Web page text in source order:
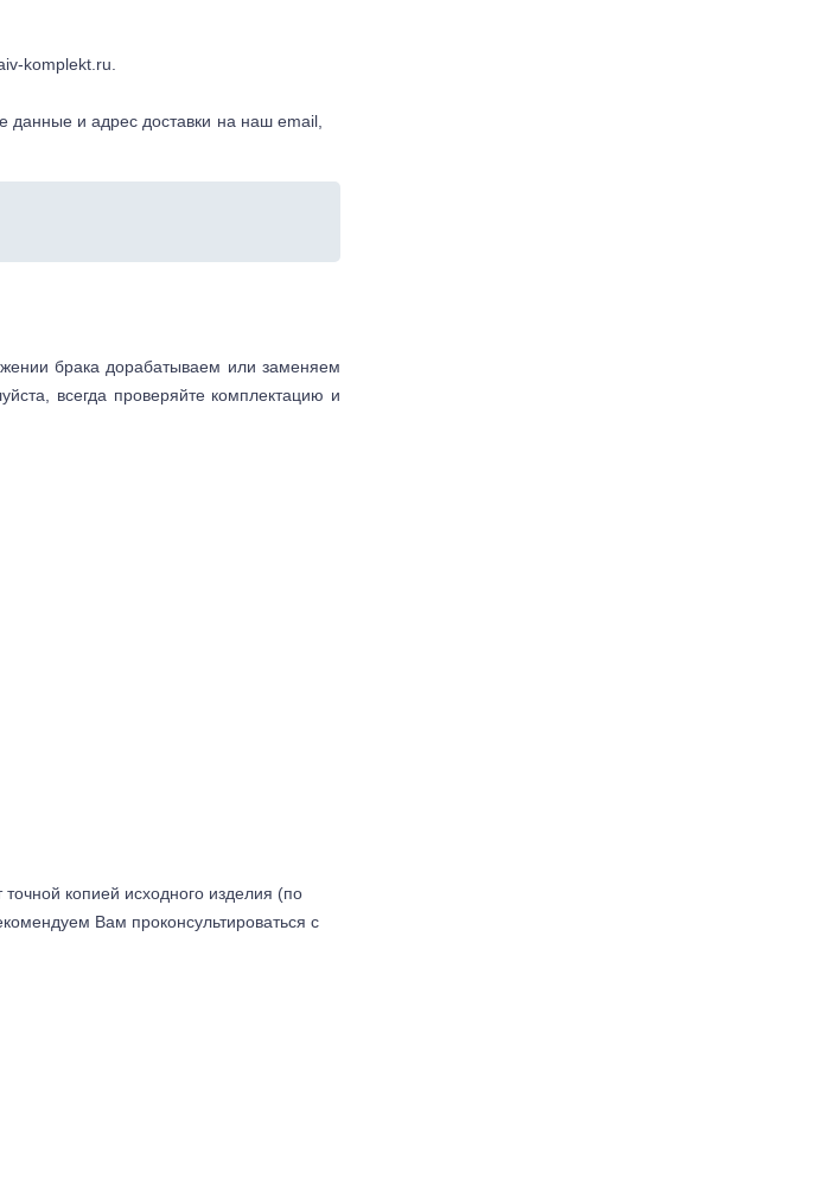
komplekt.ru
данные и адрес доставки на наш email,
брака дорабатываем или заменяем
всегда проверяйте комплектацию и
копией исходного изделия (по
Вам проконсультироваться с